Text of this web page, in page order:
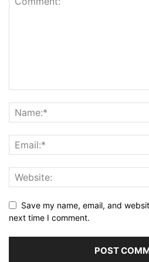
Save my name, email, and
next time I comment.